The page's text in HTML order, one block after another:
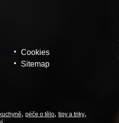
Cookies
Sitemap
péče o tělo tipy a triky